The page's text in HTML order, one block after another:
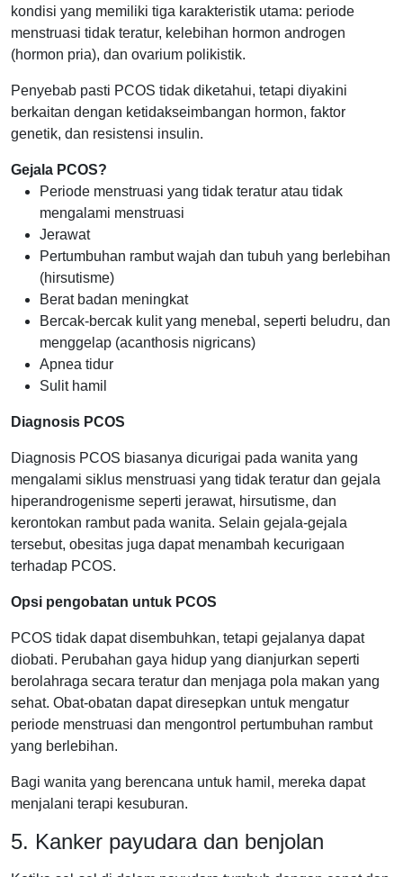
kondisi yang memiliki tiga karakteristik utama: periode
menstruasi tidak teratur, kelebihan hormon androgen
(hormon pria), dan ovarium polikistik.
Penyebab pasti PCOS tidak diketahui, tetapi diyakini
berkaitan dengan ketidakseimbangan hormon, faktor
genetik, dan resistensi insulin.
Gejala PCOS?
Periode menstruasi yang tidak teratur atau tidak
mengalami menstruasi
Jerawat
Pertumbuhan rambut wajah dan tubuh yang berlebihan
(hirsutisme)
Berat badan meningkat
Bercak-bercak kulit yang menebal, seperti beludru, dan
menggelap (acanthosis nigricans)
Apnea tidur
Sulit hamil
Diagnosis PCOS
Diagnosis PCOS biasanya dicurigai pada wanita yang
mengalami siklus menstruasi yang tidak teratur dan gejala
hiperandrogenisme seperti jerawat, hirsutisme, dan
kerontokan rambut pada wanita. Selain gejala-gejala
tersebut, obesitas juga dapat menambah kecurigaan
terhadap PCOS.
Opsi pengobatan untuk PCOS
PCOS tidak dapat disembuhkan, tetapi gejalanya dapat
diobati. Perubahan gaya hidup yang dianjurkan seperti
berolahraga secara teratur dan menjaga pola makan yang
sehat. Obat-obatan dapat diresepkan untuk mengatur
periode menstruasi dan mengontrol pertumbuhan rambut
yang berlebihan.
Bagi wanita yang berencana untuk hamil, mereka dapat
menjalani terapi kesuburan.
5. Kanker payudara dan benjolan